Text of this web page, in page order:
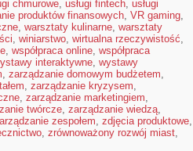
chmurowe, usługi fintech, usługi
produktów finansowych, VR gaming,
, warsztaty kulinarne, warsztaty
, winiarstwo, wirtualna rzeczywistość,
, współpraca online, współpraca
interaktywne, wystawy
, zarządzanie domowym budżetem,
, zarządzanie kryzysem,
, zarządzanie marketingiem,
twórcze, zarządzanie wiedzą,
zespołem, zdjęcia produktowe,
, zrównoważony rozwój miast,